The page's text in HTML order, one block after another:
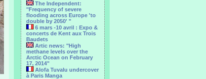
The Independent:
"Frequency of severe
flooding across Europe 'to
double by 2050' "
6 mars -10 avril : Expo &
concerts de Kent aux Trois
Baudets
Artic news: "High
methane levels over the
Arctic Ocean on February
17, 2014"
Alofa Tuvalu undercover
à Paris Manga